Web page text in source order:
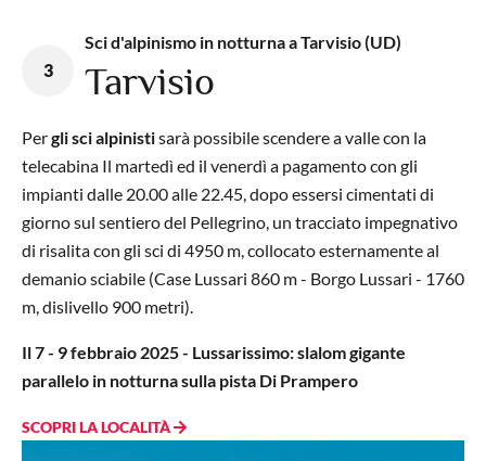
3
Sci d'alpinismo in notturna a Tarvisio (UD)
Tarvisio
Pergli sci alpinistisarà possibile scendere a valle con la
telecabina Il martedì ed il venerdì a pagamento con gli
impianti dalle 20.00 alle 22.45, dopo essersi cimentati di
giorno sul sentiero del Pellegrino, un tracciato impegnativo
di risalita con gli sci di 4950 m, collocato esternamente al
demanio sciabile (Case Lussari 860 m - Borgo Lussari - 1760
m, dislivello 900 metri).
Il 7 - 9 febbraio 2025 - Lussarissimo: slalom gigante
parallelo in notturna sulla pista Di Prampero
SCOPRI LA LOCALITÀ